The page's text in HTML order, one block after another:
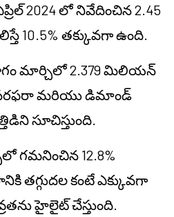
2024 లో నివేదించిన 2.45
10.5% తక్కువగా ఉంది.
మార్చిలో 2.379 మిలియన్
సరఫరా మరియు డిమాండ్
సూచిస్తుంది.
గమనించిన 12.8%
తగ్గుదల కంటే ఎక్కువగా
హైలైట్ చేస్తుంది.